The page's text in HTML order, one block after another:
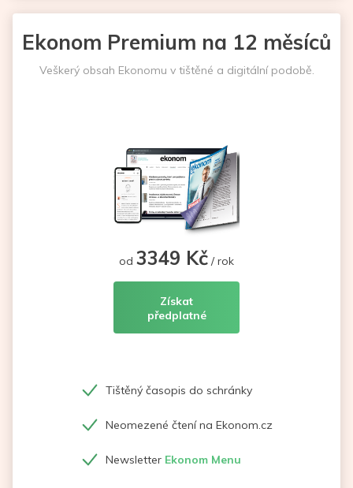
Ekonom Premium na 12 měsíců
Veškerý obsah Ekonomu v tištěné a digitální podobě.
od 3349 Kč / rok
Získat
předplatné
Tištěný časopis do schránky
Neomezené čtení na Ekonom.cz
Newsletter Ekonom Menu